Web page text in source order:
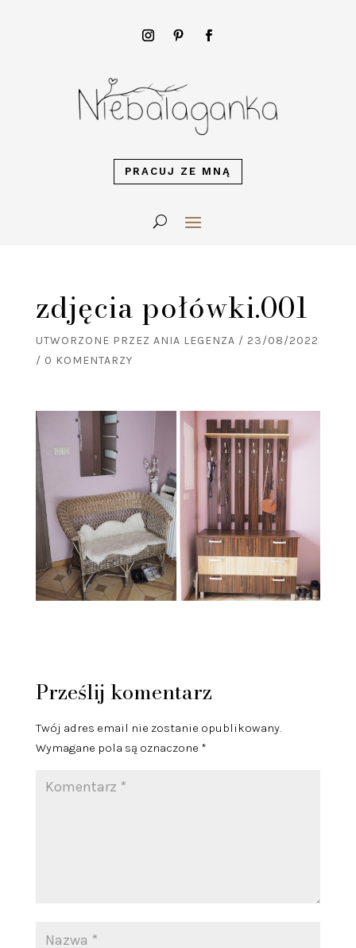
PRACUJ ZE MNĄ
zdjęcia połówki.001
UTWORZONE PRZEZ ANIA LEGENZA / 23/08/2022
/ 0 KOMENTARZY
Prześlij komentarz
Twój adres email nie zostanie opublikowany.
Wymagane pola są oznaczone *